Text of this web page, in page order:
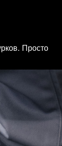
Просто